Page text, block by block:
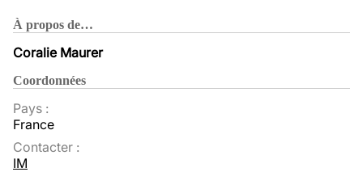
À propos de…
Coralie Maurer
Coordonnées
Pays :
France
Contacter :
IM